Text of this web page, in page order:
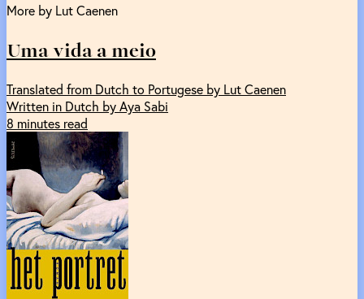
More by Lut Caenen
Uma vida a meio
Translated from Dutch to Portugese by Lut Caenen
Written in Dutch by Aya Sabi
8 minutes read